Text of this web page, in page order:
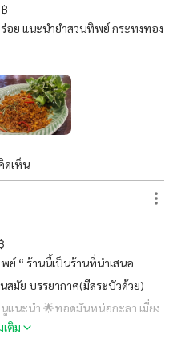
อย แนะนำยำสวนทิพย์ กระทงทอง
ดเห็น
ย์ “ ร้านนี้เป็นร้านที่นำเสนอ
มัย บรรยากาศ(มีสระบัวด้วย)
นูแนะนำ 🌟ทอดมันหน่อกะลา เมี่ยง
านนี้มีที่จอดรถ รับบัตรเครดิต
ติม